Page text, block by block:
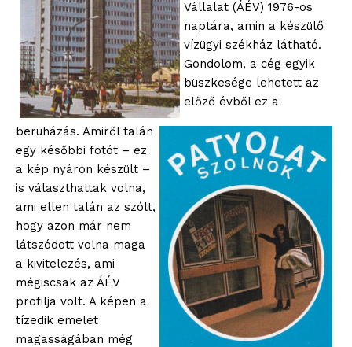
Vállalat (ÁÉV) 1976-os
naptára, amin a készülő
vízügyi székház látható.
Gondolom, a cég egyik
büszkesége lehetett az
előző évből ez a
beruházás. Amiről talán
egy későbbi fotót – ez
a kép nyáron készült –
is választhattak volna,
ami ellen talán az szólt,
hogy azon már nem
látszódott volna maga
a kivitelezés, ami
mégiscsak az ÁÉV
profilja volt. A képen a
tízedik emelet
magasságában még